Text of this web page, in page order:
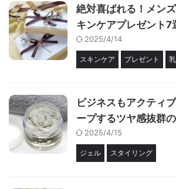
絶対喜ばれる！メン
キンケアプレゼント7
2025/4/14
スキンケア プレゼント
ビジネスもアクティ
ープするツヤ感抜群
2025/4/15
ジェル スタイリング